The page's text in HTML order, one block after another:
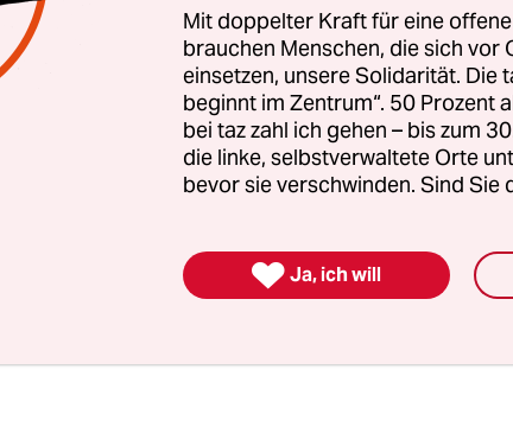
aus Algerien, Ägypten und den Vereinigten
erhielt keine Einladung und fühlte sich durch
Wochen später werden Rheinland-Pfalz
Flutkatastrophegetroffen. Zahlreiche
aus? Die „Flutkatastrophe ist eine Strafe
Vergangenheit belehrend den Zeigefinger
Mit doppelter Kraft für eine
brauchen Menschen, die sich
einsetzen, unsere Solidarität. Die
beginnt im Zentrum“. 50 Prozent
bei taz zahl ich gehen – bis zum
die linke, selbstverwaltete Orte
bevor sie verschwinden. Sind Sie
 Ja, ich will